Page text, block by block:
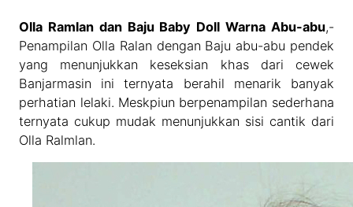
Olla Ramlan dan Baju Baby Doll Warna Abu-abu,-
Penampilan Olla Ralan dengan Baju abu-abu pendek
yang menunjukkan keseksian khas dari cewek
Banjarmasin ini ternyata berahil menarik banyak
perhatian lelaki. Meskpiun berpenampilan sederhana
ternyata cukup mudak menunjukkan sisi cantik dari
Olla Ralmlan.